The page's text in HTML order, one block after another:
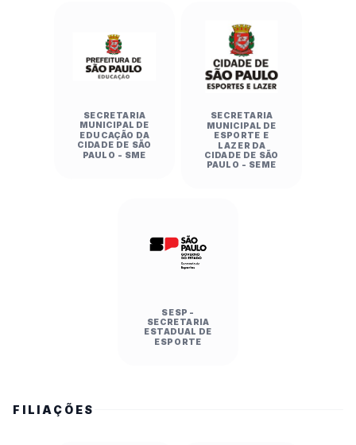
SECRETARIA
MUNICIPAL DE
EDUCAÇÃO DA
CIDADE DE SÃO
PAULO - SME
SECRETARIA
MUNICIPAL DE
ESPORTE E
LAZER DA
CIDADE DE SÃO
PAULO - SEME
SESP -
SECRETARIA
ESTADUAL DE
ESPORTE
FILIAÇÕES